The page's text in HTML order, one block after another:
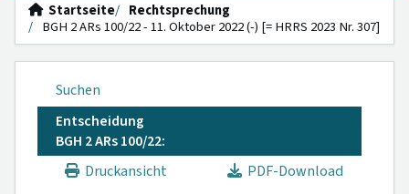
Startseite
Rechtsprechung
BGH 2 ARs 100/22 - 11. Oktober 2022 (-) [= HRRS 2023 Nr. 307]
Suchen
Entscheidung
BGH 2 ARs 100/22:
Druckansicht
PDF-Download